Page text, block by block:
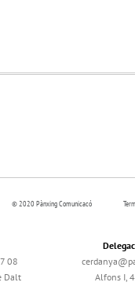
© 2020 Pànxing Comunicacó
08
Dalt
Alfons I,